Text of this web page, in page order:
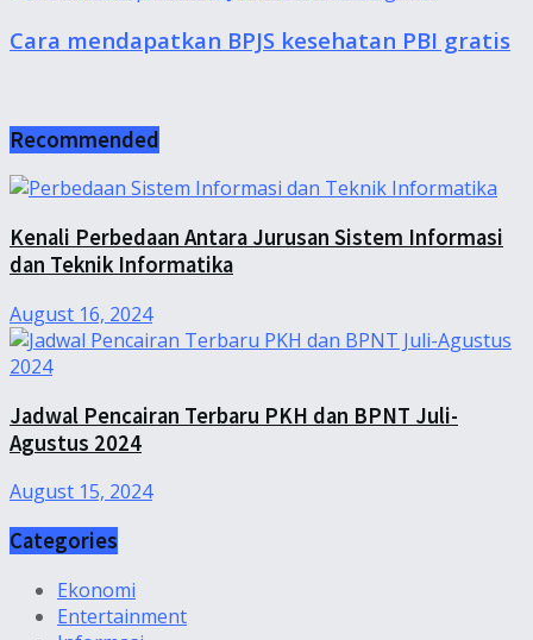
Cara mendapatkan BPJS kesehatan PBI gratis
Recommended
Kenali Perbedaan Antara Jurusan Sistem Informasi
dan Teknik Informatika
August 16, 2024
Jadwal Pencairan Terbaru PKH dan BPNT Juli-
Agustus 2024
August 15, 2024
Categories
Ekonomi
Entertainment